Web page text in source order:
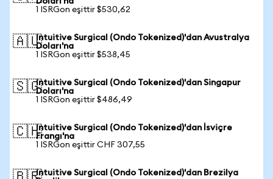
1 ISRGon eşittir $530,62
🇦🇺Intuitive Surgical (Ondo Tokenized)'dan Avustralya
Doları'na
1 ISRGon eşittir $538,45
🇸🇬Intuitive Surgical (Ondo Tokenized)'dan Singapur
Doları'na
1 ISRGon eşittir $486,49
🇨🇭Intuitive Surgical (Ondo Tokenized)'dan İsviçre
Frangı'na
1 ISRGon eşittir CHF 307,55
Intuitive Surgical (Ondo Tokenized)'dan Brezilya